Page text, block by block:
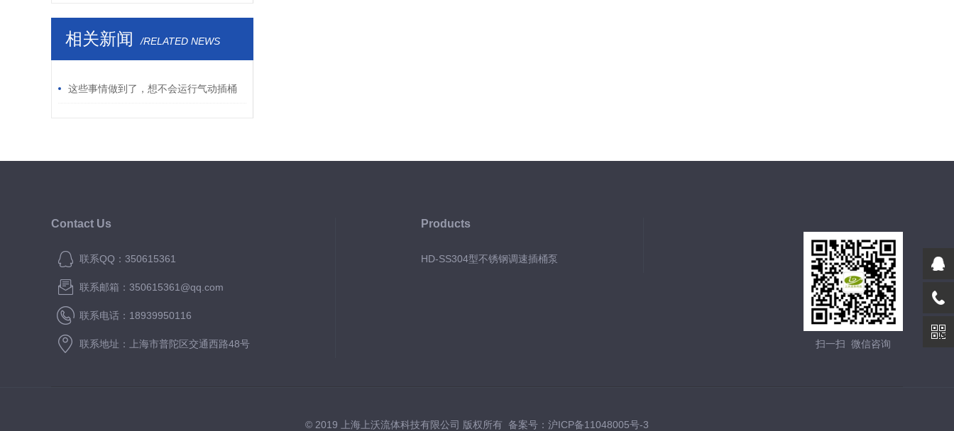
相关新闻 /RELATED NEWS
这些事情做到了，想不会运行气动插桶
Contact Us
联系QQ：350615361
联系邮箱：350615361@qq.com
联系电话：18939950116
联系地址：上海市普陀区交通西路48号
Products
HD-SS304型不锈钢调速插桶泵
扫一扫 微信咨询
© 2019 上海上沃流体科技有限公司 版权所有 备案号： 沪ICP备11048005号-3